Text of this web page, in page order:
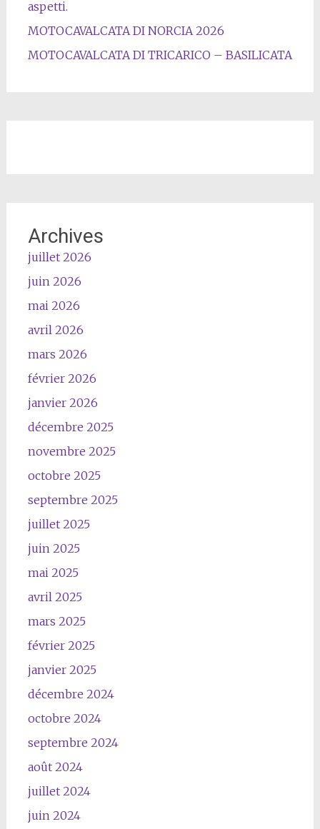
aspetti.
MOTOCAVALCATA DI NORCIA 2026
MOTOCAVALCATA DI TRICARICO – BASILICATA
Archives
juillet 2026
juin 2026
mai 2026
avril 2026
mars 2026
février 2026
janvier 2026
décembre 2025
novembre 2025
octobre 2025
septembre 2025
juillet 2025
juin 2025
mai 2025
avril 2025
mars 2025
février 2025
janvier 2025
décembre 2024
octobre 2024
septembre 2024
août 2024
juillet 2024
juin 2024